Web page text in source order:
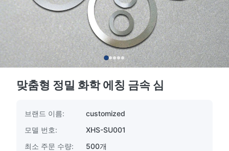
맞춤형 정밀 화학 에칭 금속 심
브랜드 이름:
customized
모델 번호:
XHS-SU001
최소 주문 수량:
500개